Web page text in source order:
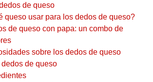
de queso
queso usar para los dedos de queso?
de queso con papa: un combo de
sobre los dedos de queso
dedos de queso